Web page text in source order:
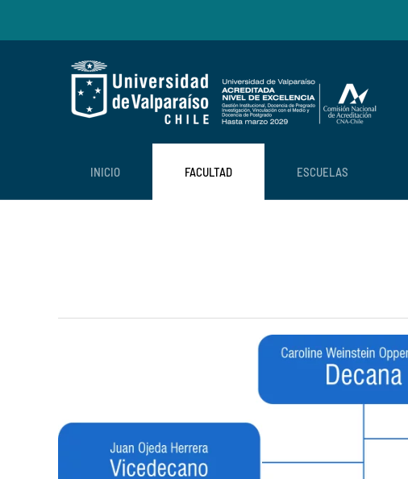
Skip to main content
INICIO FACULTAD ESCUELAS